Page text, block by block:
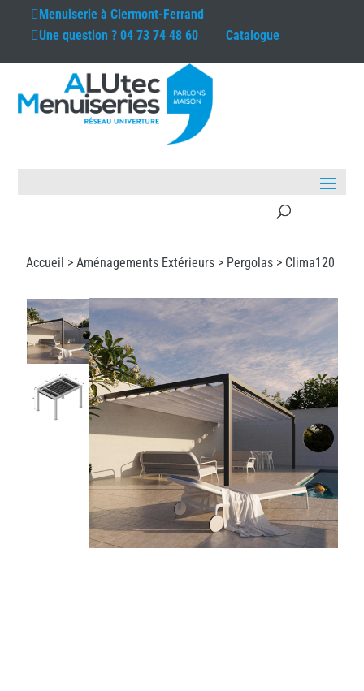
Menuiserie àClermont-Ferrand
Une question ?04 73 74 48 60 Catalogue
Accueil > Aménagements Extérieurs > Pergolas > Clima120